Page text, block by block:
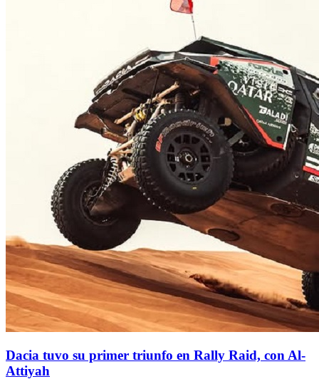
Dacia tuvo su primer triunfo en Rally Raid, con Al-
Attiyah